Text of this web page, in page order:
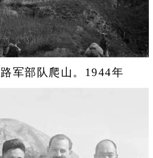
军部队爬山。1944年